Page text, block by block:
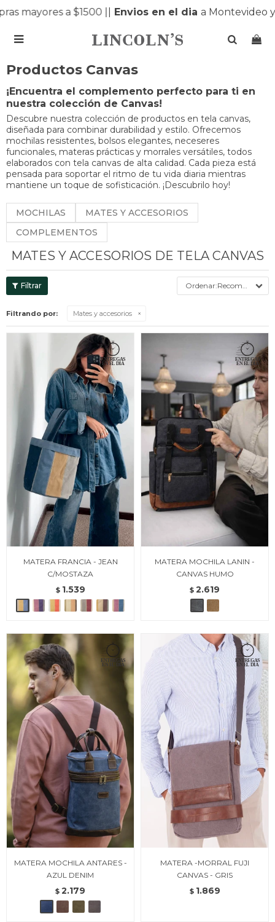
mayores a $1500 ||Envios en el diaa Montevideo y

Productos Canvas
¡Encuentra el complemento perfecto para ti en
nuestra colección de Canvas!
Descubre nuestra colección de productos en tela canvas,
diseñada para combinar durabilidad y estilo. Ofrecemos
mochilas resistentes, bolsos elegantes, neceseres
funcionales, materas prácticas y morrales versátiles, todos
elaborados con tela canvas de alta calidad. Cada pieza está
pensada para soportar el ritmo de tu vida diaria mientras
mantiene un toque de sofisticación. ¡Descubrilo hoy!
MOCHILAS
MATES Y ACCESORIOS
COMPLEMENTOS
MATES Y ACCESORIOS DE TELA CANVAS
Recomendados
Filtrando por: Mates y accesorios
MATERA FRANCIA - JEAN
C/MOSTAZA
$ 1.539
MATERA MOCHILA LANIN -
CANVAS HUMO
$ 2.619
MATERA MOCHILA ANTARES -
AZUL DENIM
$ 2.179
MATERA -MORRAL FUJI
CANVAS - GRIS
$ 1.869